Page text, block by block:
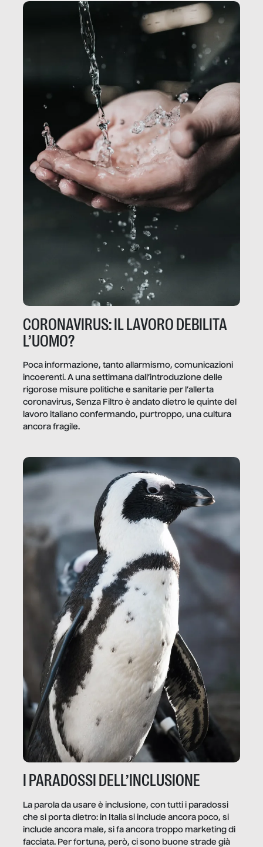
CORONAVIRUS: IL LAVORO DEBILITA
L’UOMO?
Poca informazione, tanto allarmismo, comunicazioni
incoerenti. A una settimana dall’introduzione delle
rigorose misure politiche e sanitarie per l’allerta
coronavirus, Senza Filtro è andato dietro le quinte del
lavoro italiano confermando, purtroppo, una cultura
ancora fragile.
I PARADOSSI DELL’INCLUSIONE
La parola da usare è inclusione, con tutti i paradossi
che si porta dietro: in Italia si include ancora poco, si
include ancora male, si fa ancora troppo marketing di
facciata. Per fortuna, però, ci sono buone strade già